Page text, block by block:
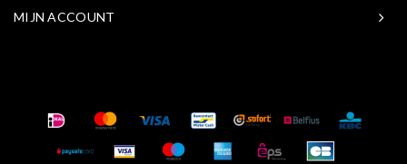
MIJN ACCOUNT